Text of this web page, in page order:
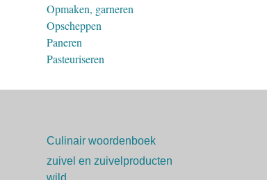
Opmaken, garneren
Opscheppen
Paneren
Pasteuriseren
Culinair woordenboek
zuivel en zuivelproducten
wild